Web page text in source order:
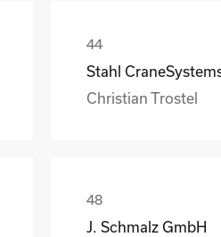
Christian Trostel
J. Schmalz GmbH